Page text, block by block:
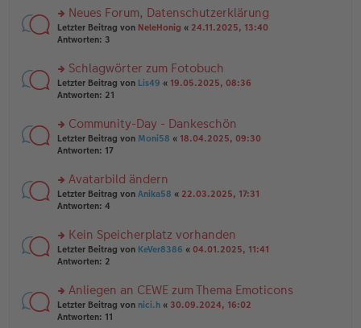
ei
tr
a
es
e
n
er
ei
tr
a
n
g
el
e
n
er
tr
a
g
rs
te
n
g
el
e
n
er
tr
a
g
Neues Forum, Datenschutzerklärung
Letzter Beitrag von NeleHonig « 24.11.2025, 13:40
Antworten: 3
rs
te
n
g
el
e
n
er
tr
a
g
Schlagwörter zum Fotobuch
Letzter Beitrag von Lis49 « 19.05.2025, 08:36
Antworten: 21
rs
te
n
g
el
e
n
er
tr
a
g
Community-Day - Dankeschön
Letzter Beitrag von Moni58 « 18.04.2025, 09:30
Antworten: 17
rs
te
n
g
el
e
n
er
Avatarbild ändern
Letzter Beitrag von Anika58 « 22.03.2025, 17:31
Antworten: 4
rs
te
n
g
el
Kein Speicherplatz vorhanden
Letzter Beitrag von KeVer8386 « 04.01.2025, 11:41
Antworten: 2
rs
te
Anliegen an CEWE zum Thema Emoticons
Letzter Beitrag von nici.h « 30.09.2024, 16:02
Antworten: 11